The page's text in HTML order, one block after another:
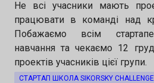
підтримку Напрями
інтелект 🔹 Кібербезпека
Кінцевий термін
серпня 2026 👉 Подати
Не всі учасники мають
працювати в команді над
Побажаємо всім
навчання та чекаємо 12
проектів учасників цієї групи.
СТАРТАП ШКОЛА SIKORSKY CHALLENGE